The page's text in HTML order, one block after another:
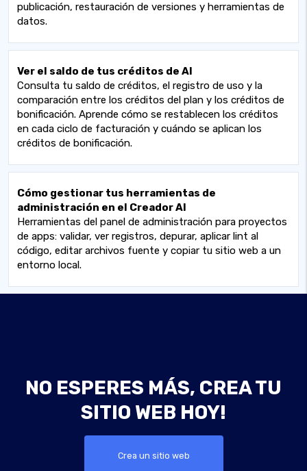
publicación, restauración de versiones y herramientas de
datos.
Ver el saldo de tus créditos de AI
Consulta tu saldo de créditos, el registro de uso y la
comparación entre los créditos del plan y los créditos de
bonificación. Aprende cómo se restablecen los créditos
en cada ciclo de facturación y cuándo se aplican los
créditos de bonificación.
Cómo gestionar tus herramientas de
administración en el Creador AI
Herramientas del panel de administración para proyectos
de apps: validar, ver registros, depurar, aplicar lint al
código, editar archivos fuente y copiar tu sitio web a un
entorno local.
NO ESPERES MÁS, CREA TU
SITIO WEB HOY!
Crea un sitio web